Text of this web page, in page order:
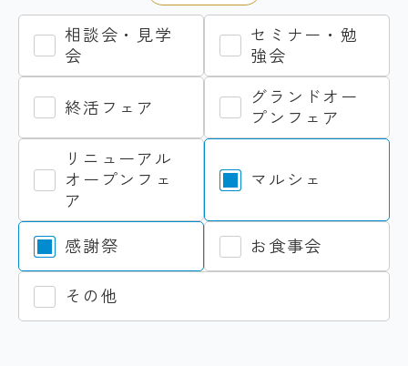
相談会・見学
会
セミナー・勉
強会
終活フェア
グランドオー
プンフェア
リニューアル
オープンフェ
ア
マルシェ
感謝祭 お食事会
その他